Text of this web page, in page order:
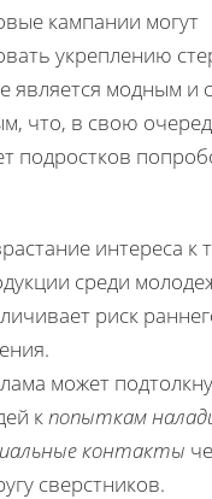
кампании могут
укреплению
является модным и
что, в свою
подростков
интереса к
среди
риск
может
кпопыткам
контакты
сверстников.